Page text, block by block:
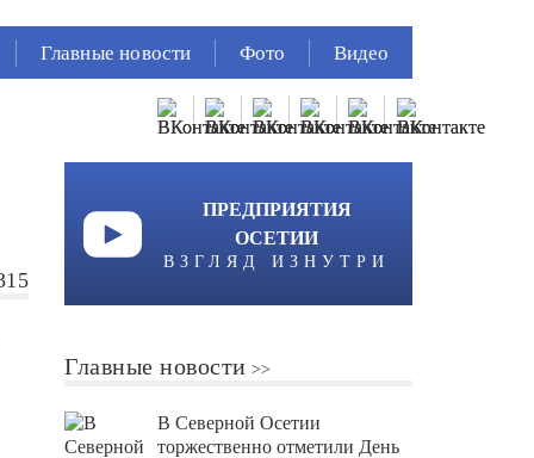
Главные новости Фото Видео
ПРЕДПРИЯТИЯ
ОСЕТИИ
ВЗГЛЯД ИЗНУТРИ
Главные новости
В Северной Осетии
торжественно отметили День